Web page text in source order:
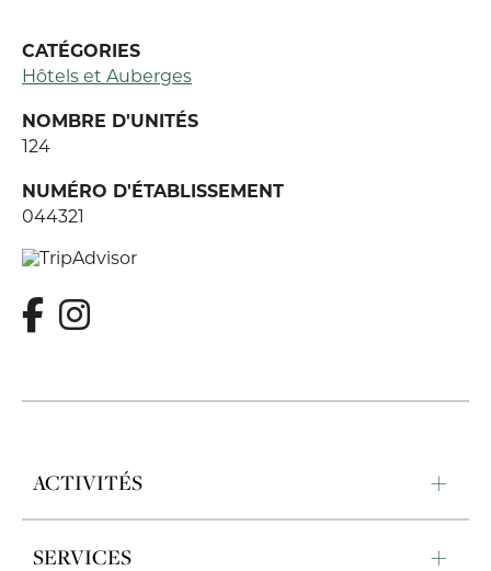
CATÉGORIES
Hôtels et Auberges
NOMBRE D'UNITÉS
124
NUMÉRO D'ÉTABLISSEMENT
044321
ACTIVITÉS
SERVICES